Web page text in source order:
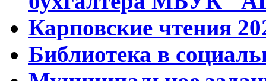
Карповские чтения
Библиотека в